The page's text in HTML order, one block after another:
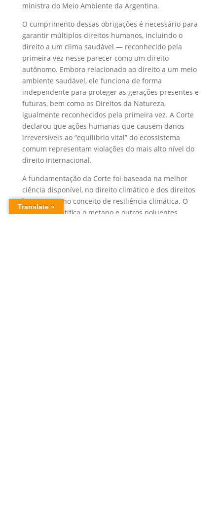
ministra do Meio Ambiente da Argentina.
O cumprimento dessas obrigações é necessário para
garantir múltiplos direitos humanos, incluindo o
direito a um clima saudável — reconhecido pela
primeira vez nesse parecer como um direito
autônomo. Embora relacionado ao direito a um meio
ambiente saudável, ele funciona de forma
independente para proteger as gerações presentes e
futuras, bem como os Direitos da Natureza,
igualmente reconhecidos pela primeira vez. A Corte
declarou que ações humanas que causem danos
irreversíveis ao “equilíbrio vital” do ecossistema
comum representam violações do mais alto nível do
direito internacional.
A fundamentação da Corte foi baseada na melhor
ciência disponível, no direito climático e dos direitos
humanos, e no conceito de resiliência climática. O
parecer identifica o metano e outros poluentes